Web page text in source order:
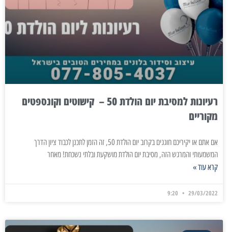
רעיונות למסיבת יום הולדת 50 – קישוטים וקונספטים
מקוריים
אם אתם או יקיריכם חוגגים בקרוב יום הולדת 50, זה הזמן לתכנן לכבוד ציון הדרך
המשמעותי והמרגש הזה, מסיבת יום הולדת מושקעת ובלתי נשכחת! מאחר
קרא עוד »
29/03/2022